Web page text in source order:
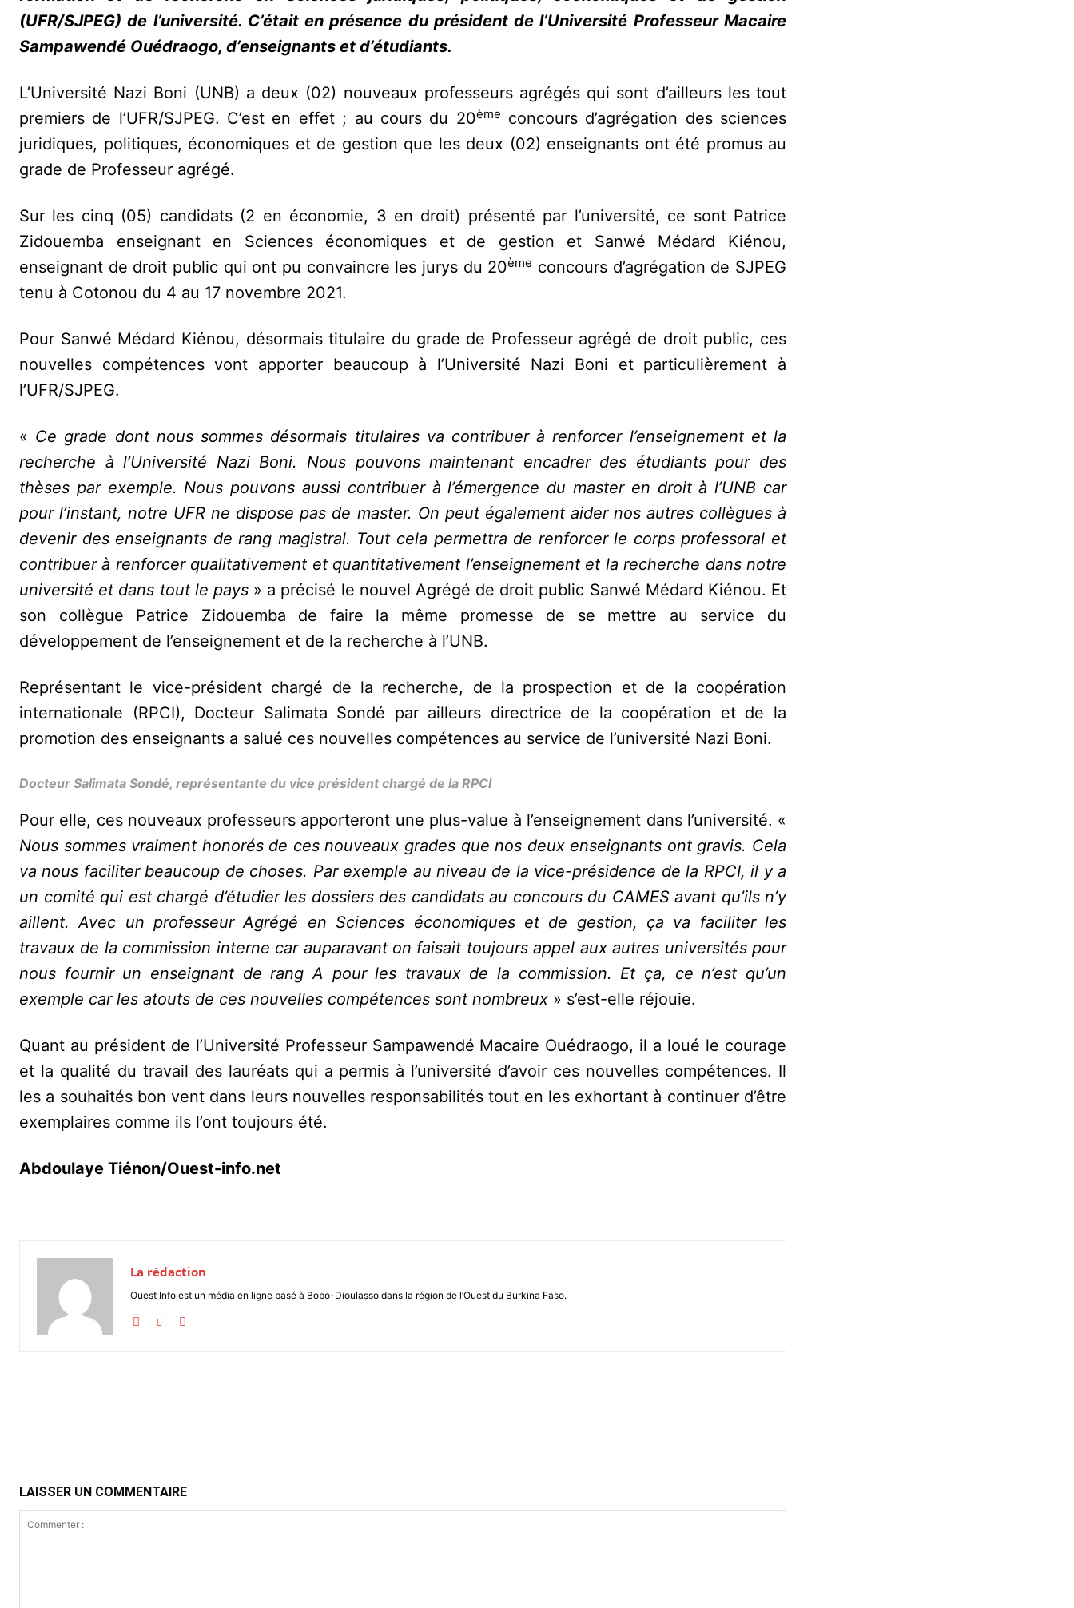
(UFR/SJPEG) de l’université. C’était en présence du président de l’Université Professeur Macaire
Sampawendé Ouédraogo, d’enseignants et d’étudiants.
L’Université Nazi Boni (UNB) a deux (02) nouveaux professeurs agrégés qui sont d’ailleurs les tout
premiers de l’UFR/SJPEG. C’est en effet ; au cours du 20ème concours d’agrégation des sciences
juridiques, politiques, économiques et de gestion que les deux (02) enseignants ont été promus au
grade de Professeur agrégé.
Sur les cinq (05) candidats (2 en économie, 3 en droit) présenté par l’université, ce sont Patrice
Zidouemba enseignant en Sciences économiques et de gestion et Sanwé Médard Kiénou,
enseignant de droit public qui ont pu convaincre les jurys du 20ème concours d’agrégation de SJPEG
tenu à Cotonou du 4 au 17 novembre 2021.
Pour Sanwé Médard Kiénou, désormais titulaire du grade de Professeur agrégé de droit public, ces
nouvelles compétences vont apporter beaucoup à l’Université Nazi Boni et particulièrement à
l’UFR/SJPEG.
« Ce grade dont nous sommes désormais titulaires va contribuer à renforcer l’enseignement et la
recherche à l’Université Nazi Boni. Nous pouvons maintenant encadrer des étudiants pour des
thèses par exemple. Nous pouvons aussi contribuer à l’émergence du master en droit à l’UNB car
pour l’instant, notre UFR ne dispose pas de master. On peut également aider nos autres collègues à
devenir des enseignants de rang magistral. Tout cela permettra de renforcer le corps professoral et
contribuer à renforcer qualitativement et quantitativement l’enseignement et la recherche dans notre
université et dans tout le pays» a précisé le nouvel Agrégé de droit public Sanwé Médard Kiénou. Et
son collègue Patrice Zidouemba de faire la même promesse de se mettre au service du
développement de l’enseignement et de la recherche à l’UNB.
Représentant le vice-président chargé de la recherche, de la prospection et de la coopération
internationale (RPCI), Docteur Salimata Sondé par ailleurs directrice de la coopération et de la
promotion des enseignants a salué ces nouvelles compétences au service de l’université Nazi Boni.
Docteur Salimata Sondé, représentante du vice président chargé de la RPCI
Pour elle, ces nouveaux professeurs apporteront une plus-value à l’enseignement dans l’université. «
Nous sommes vraiment honorés de ces nouveaux grades que nos deux enseignants ont gravis. Cela
va nous faciliter beaucoup de choses. Par exemple au niveau de la vice-présidence de la RPCI, il y a
un comité qui est chargé d’étudier les dossiers des candidats au concours du CAMES avant qu’ils n’y
aillent. Avec un professeur Agrégé en Sciences économiques et de gestion, ça va faciliter les
travaux de la commission interne car auparavant on faisait toujours appel aux autres universités pour
nous fournir un enseignant de rang A pour les travaux de la commission. Et ça, ce n’est qu’un
exemple car les atouts de ces nouvelles compétences sont nombreux » s’est-elle réjouie.
Quant au président de l’Université Professeur Sampawendé Macaire Ouédraogo, il a loué le courage
et la qualité du travail des lauréats qui a permis à l’université d’avoir ces nouvelles compétences. Il
les a souhaités bon vent dans leurs nouvelles responsabilités tout en les exhortant à continuer d’être
exemplaires comme ils l’ont toujours été.
Abdoulaye Tiénon/Ouest-info.net
La rédaction
Ouest Info est un média en ligne basé à Bobo-Dioulasso dans la région de l’Ouest du Burkina Faso.
LAISSER UN COMMENTAIRE